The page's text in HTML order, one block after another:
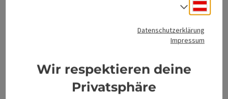
Anreise/Lage
Datenschutzerklärung
Impressum
Wir respektieren deine
Privatsphäre